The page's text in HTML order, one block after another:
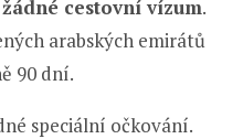
žádné cestovní vízum.
arabských emirátů
90 dní.
speciální očkování.